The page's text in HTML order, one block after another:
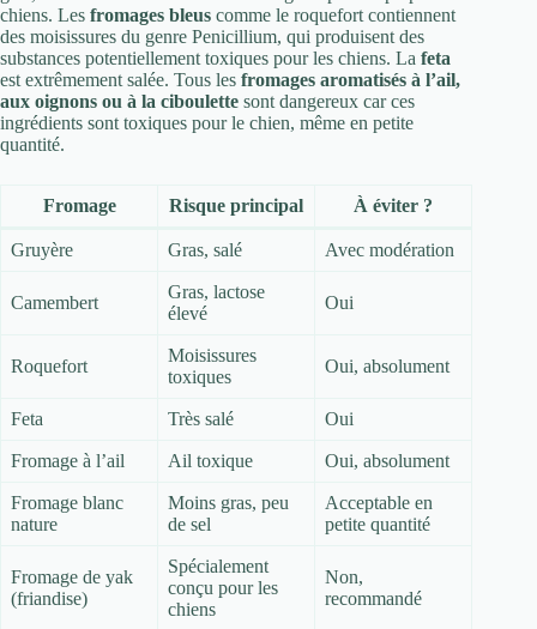
chiens. Les fromages bleus comme le roquefort contiennent
des moisissures du genre Penicillium, qui produisent des
substances potentiellement toxiques pour les chiens. La feta
est extrêmement salée. Tous les fromages aromatisés à l’ail,
aux oignons ou à la ciboulette sont dangereux car ces
ingrédients sont toxiques pour le chien, même en petite
quantité.
Fromage Risque principal À éviter ?
Gruyère Gras, salé Avec modération
Camembert
Gras, lactose
élevé
Oui
Roquefort
Moisissures
toxiques
Oui, absolument
Feta Très salé Oui
Fromage à l’ail Ail toxique Oui, absolument
Fromage blanc
nature
Moins gras, peu
de sel
Acceptable en
petite quantité
Fromage de yak
(friandise)
Spécialement
conçu pour les
chiens
Non,
recommandé